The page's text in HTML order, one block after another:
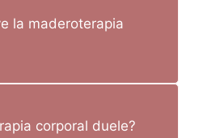
la maderoterapia
corporal duele?